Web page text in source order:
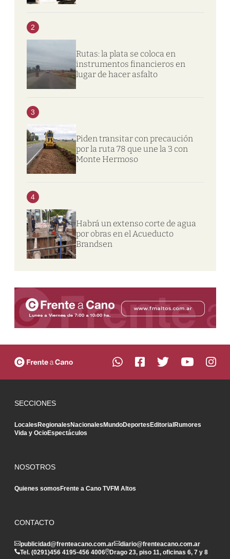
2
Rutas: la plata se coloca en
instrumentos financieros en
lugar de hacer asfalto
3
Piden transitar con precaución
por la ruta 78 que une la 3 con
Monte Hermoso
4
Habrá un extenso corte de agua
por obras en el Acueducto
Brandsen
SECCIONES
LocalesRegionalesNacionalesMundoDeportesEditorialRumores
Vida y OcioEspectáculos
NOSOTROS
Quienes somosFrente a Cano TVFM Altos
CONTACTO
publicidad@frenteacano.com.ar
diario@frenteacano.com.ar
Tel. (0291)456 4195-456 4006 Drago 23, piso 11, oficinas 6, 7 y 8